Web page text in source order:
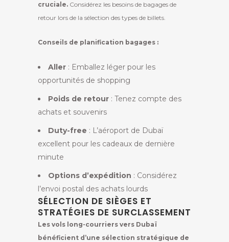
cruciale. Considérez les besoins de bagages de
retour lors de la sélection des types de billets.
Conseils de planification bagages :
Aller : Emballez léger pour les
opportunités de shopping
Poids de retour : Tenez compte des
achats et souvenirs
Duty-free : L’aéroport de Dubaï
excellent pour les cadeaux de dernière
minute
Options d’expédition : Considérez
l’envoi postal des achats lourds
SÉLECTION DE SIÈGES ET
STRATÉGIES DE SURCLASSEMENT
Les vols long-courriers vers Dubaï
bénéficient d’une sélection stratégique de